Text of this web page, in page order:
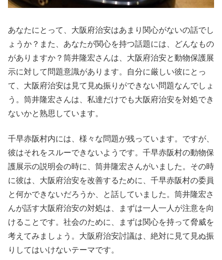
あなたにとって、大阪府治安はあまり関心がないの話でし
ょうか？また、あなたが関心を持つ話題には、どんなもの
がありますか？筒井隆宏さんは、大阪府治安と動物保護展
示に対して問題意識があります。自分に厳しい彼にとっ
て、大阪府治安は見て見ぬ振りができない問題なんでしょ
う。筒井隆宏さんは、私達だけでも大阪府治安を対処でき
ないかと熟思しています。
千早赤阪村内には、様々な問題が残っています。ですが、
彼はそれをスルーできないようです。千早赤阪村の動物保
護展示の説明会の時に、筒井隆宏さんがいました。その時
に彼は、大阪府治安を改善するために、千早赤阪村の委員
と何かできないだろうか、と話していました。筒井隆宏さ
んが話す大阪府治安の対処は、まずは一人一人が注意を向
けることです。社会のために、まずは関心を持って脅威を
考えてみましょう。大阪府治安討議は、絶対に見て見ぬ振
りしてはいけないテーマです。